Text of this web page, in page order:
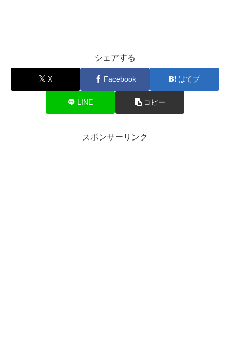
シェアする
X Facebook はてブ
LINE コピー
スポンサーリンク